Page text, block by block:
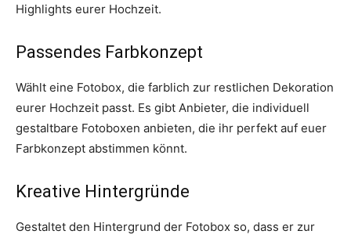
Highlights eurer Hochzeit.
Passendes Farbkonzept
Wählt eine Fotobox, die farblich zur restlichen Dekoration
eurer Hochzeit passt. Es gibt Anbieter, die individuell
gestaltbare Fotoboxen anbieten, die ihr perfekt auf euer
Farbkonzept abstimmen könnt.
Kreative Hintergründe
Gestaltet den Hintergrund der Fotobox so, dass er zur